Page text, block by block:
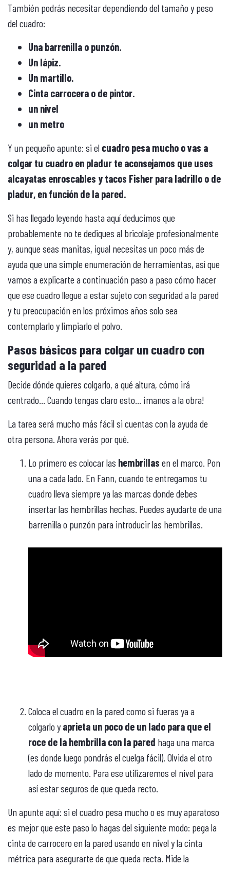
También podrás necesitar dependiendo del tamaño y peso
del cuadro:
Una barrenilla o punzón.
Un lápiz.
Un martillo.
Cinta carrocera o de pintor.
un nivel
un metro
Y un pequeño apunte: si el cuadro pesa mucho o vas a
colgar tu cuadro en pladur te aconsejamos que uses
alcayatas enroscables y tacos Fisher para ladrillo o de
pladur, en función de la pared.
Si has llegado leyendo hasta aquí deducimos que
probablemente no te dediques al bricolaje profesionalmente
y, aunque seas manitas, igual necesitas un poco más de
ayuda que una simple enumeración de herramientas, así que
vamos a explicarte a continuación paso a paso cómo hacer
que ese cuadro llegue a estar sujeto con seguridad a la pared
y tu preocupación en los próximos años solo sea
contemplarlo y limpiarlo el polvo.
Pasos básicos para colgar un cuadro con
seguridad a la pared
Decide dónde quieres colgarlo, a qué altura, cómo irá
centrado… Cuando tengas claro esto… ¡manos a la obra!
La tarea será mucho más fácil si cuentas con la ayuda de
otra persona. Ahora verás por qué.
Lo primero es colocar las hembrillas en el marco. Pon
una a cada lado. En Fann, cuando te entregamos tu
cuadro lleva siempre ya las marcas donde debes
insertar las hembrillas hechas. Puedes ayudarte de una
barrenilla o punzón para introducir las hembrillas.
Coloca el cuadro en la pared como si fueras ya a
colgarlo y aprieta un poco de un lado para que el
roce de la hembrilla con la pared haga una marca
(es donde luego pondrás el cuelga fácil). Olvida el otro
lado de momento. Para ese utilizaremos el nivel para
así estar seguros de que queda recto.
Un apunte aquí: si el cuadro pesa mucho o es muy aparatoso
es mejor que este paso lo hagas del siguiente modo: pega la
cinta de carrocero en la pared usando en nivel y la cinta
métrica para asegurarte de que queda recta. Mide la